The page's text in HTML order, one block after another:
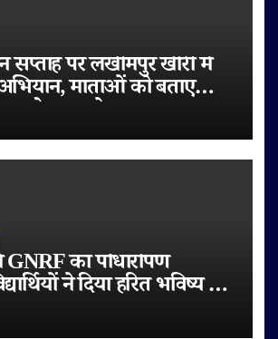
सप्ताह पर लखीमपुर खीरी में
माताओं को बताए
अनमोल फायदे
GNRF का पौधारोपण
ने दिया हरित भविष्य का